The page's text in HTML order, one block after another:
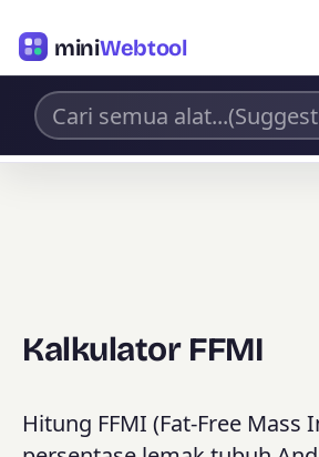
miniWebtool
Kalkulator FFMI
Hitung FFMI (Fat-Free